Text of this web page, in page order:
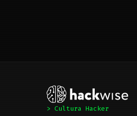
> Cultura Hacker